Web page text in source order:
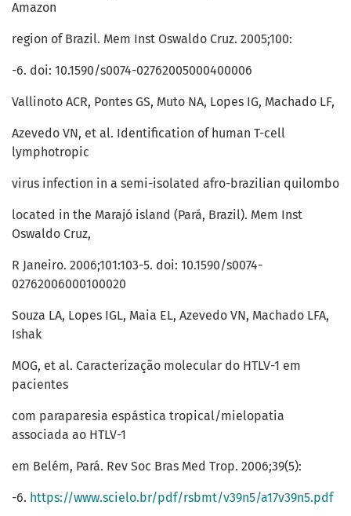
Amazon
region of Brazil. Mem Inst Oswaldo Cruz. 2005;100:
-6. doi: 10.1590/s0074-02762005000400006
Vallinoto ACR, Pontes GS, Muto NA, Lopes IG, Machado LF,
Azevedo VN, et al. Identification of human T-cell
lymphotropic
virus infection in a semi-isolated afro-brazilian quilombo
located in the Marajó island (Pará, Brazil). Mem Inst
Oswaldo Cruz,
R Janeiro. 2006;101:103-5. doi: 10.1590/s0074-
02762006000100020
Souza LA, Lopes IGL, Maia EL, Azevedo VN, Machado LFA,
Ishak
MOG, et al. Caracterização molecular do HTLV-1 em
pacientes
com paraparesia espástica tropical/mielopatia
associada ao HTLV-1
em Belém, Pará. Rev Soc Bras Med Trop. 2006;39(5):
-6. https://www.scielo.br/pdf/rsbmt/v39n5/a17v39n5.pdf